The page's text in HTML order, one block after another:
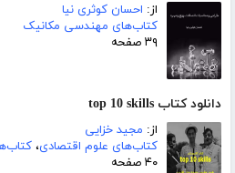
از: احسان کوثری نیا
کتاب‌های مهندسی مکانیک
۳۹ صفحه
دانلود کتاب top 10 skills
از: مجید خزایی
کتاب‌های علوم اقتصادی،
۴۰ صفحه